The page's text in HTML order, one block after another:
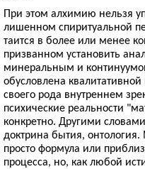
При этом алхимию нельзя
лишенном спиритуальной
таится в более или менее
призванном установить
минеральным и
обусловлена
своего рода внутреннем
психические реальности
конкретно. Другими
доктрина бытия,
просто формула или
процесса, но, как любой